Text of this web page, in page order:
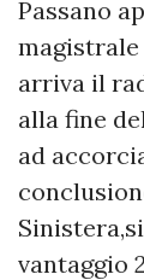
Passano
arriva il
alla fine
ad
vantaggio